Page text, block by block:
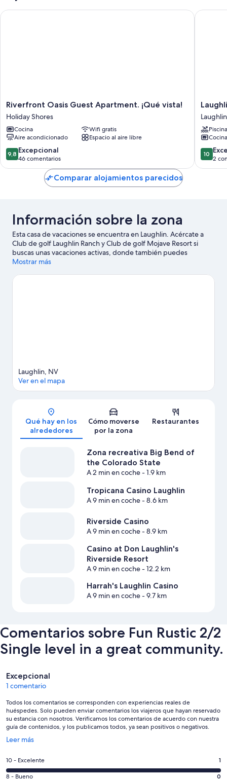
Riverfront
Oasis
Guest
Apartment.
¡Qué
vista!
Holiday
Shores
Riverfront Oasis Guest Apartment. ¡Qué vista!
Holiday Shores
Cocina
Wifi gratis
Aire acondicionado
Espacio al aire libre
9.8
sobre
10,
Excepcional,
46 comentarios
9,8 Excepcional
46 comentarios
Riverfront Oasis Guest Apartment. ¡Qué vista!
Laughlin
Mtn
2
Mi
to
River
Laughlin
Piscina
Cocina
10.0
sobre
10,
10
2
Comparar alojamientos parecidos
Información sobre la zona
Esta casa de vacaciones se encuentra en Laughlin. Acércate a
Club de golf Laughlin Ranch y Club de golf Mojave Resort si
buscas unas vacaciones activas, donde también puedes
acercarte a atractivos turísticos como Laberintos de Laughlin y
disfrutar de un evento especial? Puedes consultar el calendario
Mostrar más
Mapa
Laughlin, NV
Ver en el mapa
Qué hay en los
alrededores
Cómo moverse
por la zona
Restaurantes
Zona recreativa Big Bend of
the Colorado State
A 2 min en coche- 1.9 km
Tropicana Casino Laughlin
A 9 min en coche- 8.6 km
Riverside Casino
A 9 min en coche- 8.9 km
Casino at Don Laughlin's
Riverside Resort
A 9 min en coche- 12.2 km
Harrah's Laughlin Casino
A 9 min en coche- 9.7 km
Comentarios sobre Fun Rustic 2/2
Single level in a great community.
Comentarios
Excepcional
1 comentario
Todos los comentarios se corresponden con experiencias reales de
huéspedes. Solo pueden enviar comentarios los viajeros que hayan reservado
su estancia con nosotros. Verificamos los comentarios de acuerdo con nuestra
guía de contenidos, y los publicamos todos, ya sean positivos o negativos.
Leer más
Se
en
una
ventana
1
comentarios
10 - Excelente 1
8 - Bueno 0